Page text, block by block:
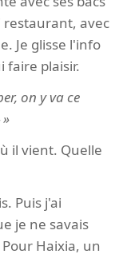
restaurant, avec
Je glisse l'info
faire plaisir.
on y va ce
il vient. Quelle
Puis j'ai
je ne savais
Haixia, un